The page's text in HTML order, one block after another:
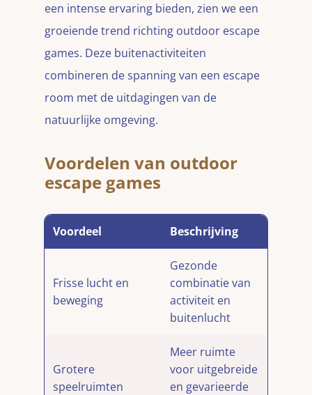
een intense ervaring bieden, zien we een
groeiende trend richting outdoor escape
games. Deze buitenactiviteiten
combineren de spanning van een escape
room met de uitdagingen van de
natuurlijke omgeving.
Voordelen van outdoor
escape games
Voordeel Beschrijving
Frisse lucht en
beweging
Gezonde
combinatie van
activiteit en
buitenlucht
Grotere
speelruimten
Meer ruimte
voor uitgebreide
en gevarieerde